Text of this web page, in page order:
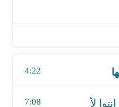
4:22
انتوا لأ
7:08